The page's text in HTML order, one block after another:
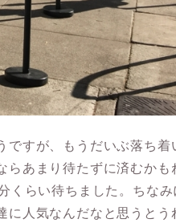
すが、もうだいぶ落ち着
あまり待たずに済むかも
くらい待ちました。ちな
に人気なんだなと思うとう